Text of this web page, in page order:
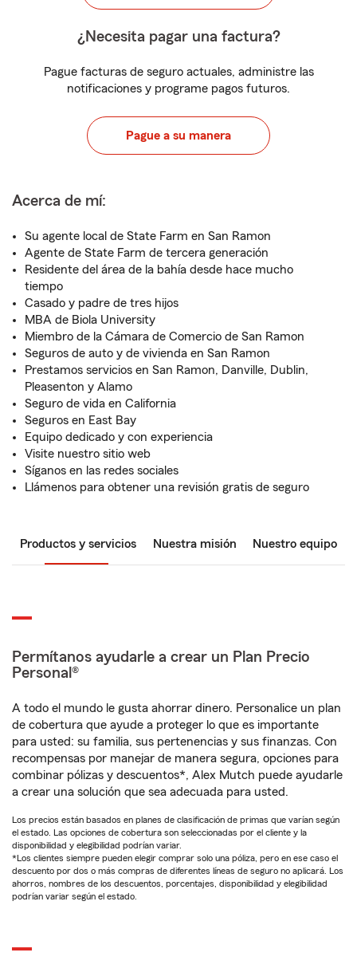
¿Necesita pagar una factura?
Pague facturas de seguro actuales, administre las
notificaciones y programe pagos futuros.
Pague a su manera
Acerca de mí:
Su agente local de State Farm en San Ramon
Agente de State Farm de tercera generación
Residente del área de la bahía desde hace mucho
tiempo
Casado y padre de tres hijos
MBA de Biola University
Miembro de la Cámara de Comercio de San Ramon
Seguros de auto y de vivienda en San Ramon
Prestamos servicios en San Ramon, Danville, Dublin,
Pleasenton y Alamo
Seguro de vida en California
Seguros en East Bay
Equipo dedicado y con experiencia
Visite nuestro sitio web
Síganos en las redes sociales
Llámenos para obtener una revisión gratis de seguro
Productos y servicios Nuestra misión Nuestro equipo
Permítanos ayudarle a crear un Plan Precio
Personal®
A todo el mundo le gusta ahorrar dinero. Personalice un plan
de cobertura que ayude a proteger lo que es importante
para usted: su familia, sus pertenencias y sus finanzas. Con
recompensas por manejar de manera segura, opciones para
combinar pólizas y descuentos*, Alex Mutch puede ayudarle
a crear una solución que sea adecuada para usted.
Los precios están basados en planes de clasificación de primas que varían según
el estado. Las opciones de cobertura son seleccionadas por el cliente y la
disponibilidad y elegibilidad podrían variar.
*Los clientes siempre pueden elegir comprar solo una póliza, pero en ese caso el
descuento por dos o más compras de diferentes líneas de seguro no aplicará. Los
ahorros, nombres de los descuentos, porcentajes, disponibilidad y elegibilidad
podrían variar según el estado.